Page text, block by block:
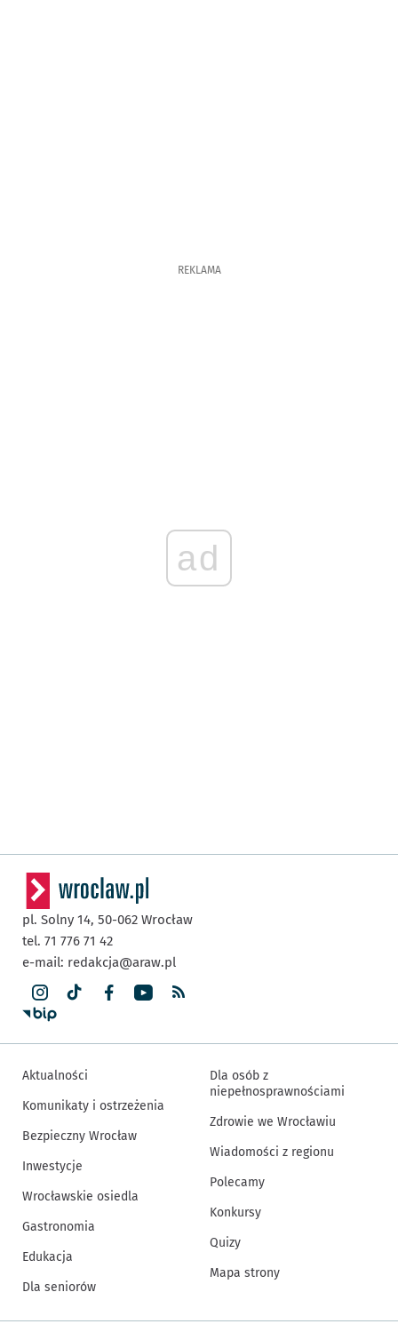
REKLAMA
ad
pl. Solny 14, 50-062 Wrocław
tel. 71 776 71 42
e-mail: redakcja@araw.pl
Aktualności
Komunikaty i ostrzeżenia
Bezpieczny Wrocław
Inwestycje
Wrocławskie osiedla
Gastronomia
Edukacja
Dla seniorów
Dla osób z
niepełnosprawnościami
Zdrowie we Wrocławiu
Wiadomości z regionu
Polecamy
Konkursy
Quizy
Mapa strony